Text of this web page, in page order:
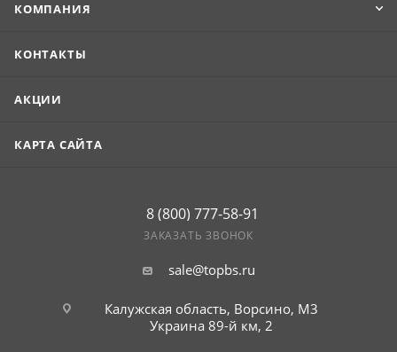
КОМПАНИЯ
КОНТАКТЫ
АКЦИИ
КАРТА САЙТА
8 (800) 777-58-91
ЗАКАЗАТЬ ЗВОНОК
sale@topbs.ru
Калужская область, Ворсино, М3
Украина 89-й км, 2